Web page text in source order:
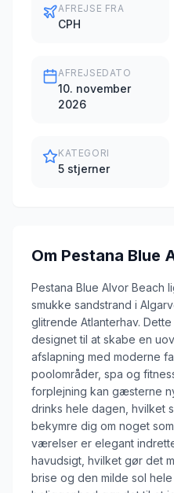
AFREJSE FRA
CPH
AFREJSEDATO
10. november
2026
KATEGORI
5 stjerner
Om Pestana Blue
Pestana Blue Alvor Beach
smukke sandstrand i
glitrende Atlanterhav.
designet til at skabe en
afslapning med moderne
poolområder, spa og
forplejning kan gæsterne
drinks hele dagen, hvilket
bekymre dig om noget
værelser er elegant
havudsigt, hvilket gør det
brise og den milde sol